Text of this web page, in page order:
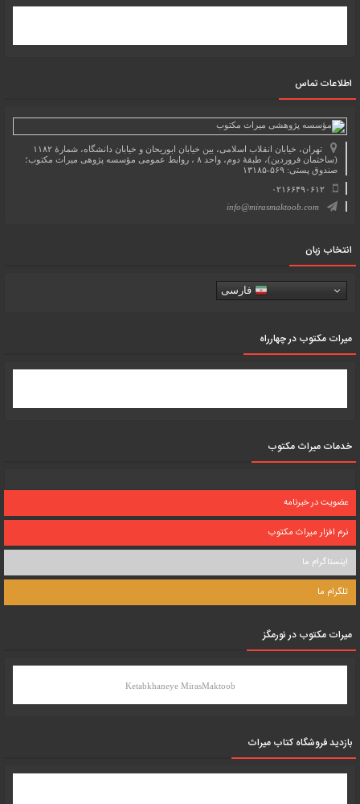
اطلاعات تماس
تهران، خیابان انقلاب اسلامی، بین خیابان ابوریحان و خیابان دانشگاه، شمارۀ ۱۱۸۲
(ساختمان فروردین)، طبقۀ دوم، واحد ۸ ، روابط عمومی مؤسسه پژوهی میراث مکتوب؛
صندوق پستی: ۵۶۹-۱۳۱۸۵
۰۲۱۶۶۴۹۰۶۱۲
info@mirasmaktoob.com
انتخاب زبان
فارسی
میرات مکتوب در چهارراه
خدمات میراث مکتوب
عضویت در خبرنامه
نرم افزار میراث مکتوب
اینستاگرام ما
تلگرام ما
میرات مکتوب در نورمگز
Ketabkhaneye MirasMaktoob
بازدید فروشگاه کتاب میراث